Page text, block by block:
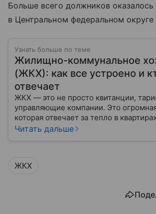
Больше всего должников оказалось
в Центральном федеральном
Узнать больше по теме
Жилищно-коммунальное
(ЖКХ): как все устроено и
отвечает
ЖКХ — это не просто квитанции,
управляющие компании. Это
которая отвечает за тепло в
кране, освещение улиц и чистоту во
Читать дальше
ЖКХ